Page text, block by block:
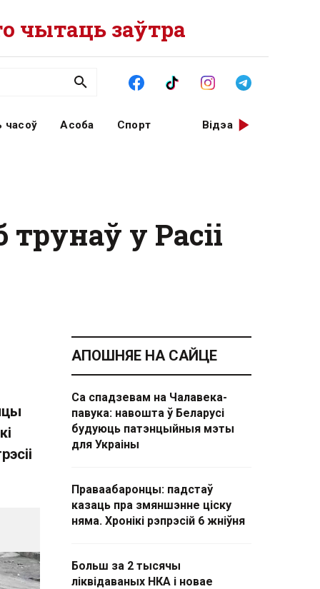
чытаць заўтра
часоў Асоба Спорт Відэа
у Расіі
АПОШНЯЕ НА САЙЦЕ
Са спадзевам на Чалавека-
павука: навошта ў Беларусі
будуюць патэнцыйныя мэты
для Украіны
Праваабаронцы: падстаў
казаць пра змяншэнне ціску
няма. Хронікі рэпрэсій 6 жніўня
Больш за 2 тысячы
ліквідаваных НКА і новае